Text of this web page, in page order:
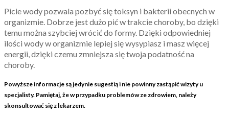
Picie wody pozwala pozbyć się toksyn i bakterii obecnych w
organizmie. Dobrze jest dużo pić w trakcie choroby, bo dzięki
temu można szybciej wrócić do formy. Dzięki odpowiedniej
ilości wody w organizmie lepiej się wysypiasz i masz więcej
energii, dzięki czemu zmniejsza się twoja podatność na
choroby.
Powyższe informacje są jedynie sugestią i nie powinny zastąpić wizyty u
specjalisty. Pamiętaj, że w przypadku problemów ze zdrowiem, należy
skonsultować się z lekarzem.